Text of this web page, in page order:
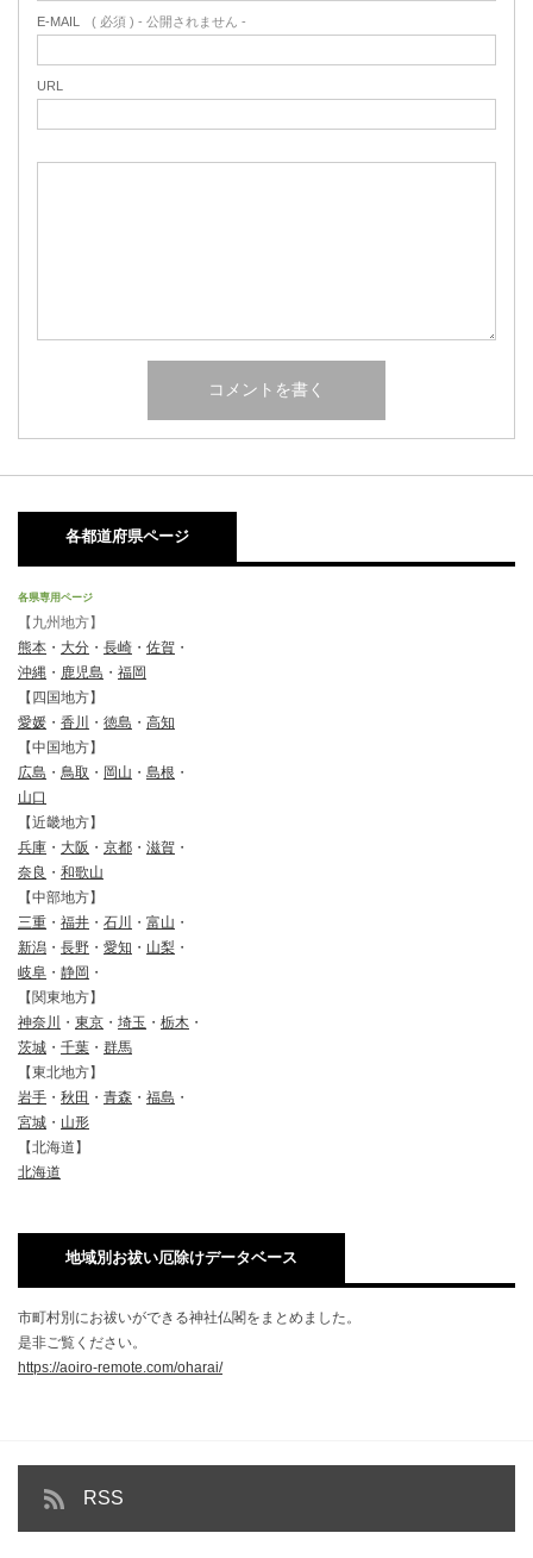
E-MAIL ( 必須 ) - 公開されません -
URL
各都道府県ページ
各県専用ページ
【九州地方】
熊本 ・ 大分 ・ 長崎 ・ 佐賀 ・
沖縄 ・ 鹿児島 ・ 福岡
【四国地方】
愛媛 ・ 香川 ・ 徳島 ・ 高知
【中国地方】
広島 ・ 鳥取 ・ 岡山 ・ 島根 ・
山口
【近畿地方】
兵庫 ・ 大阪 ・ 京都 ・ 滋賀 ・
奈良 ・ 和歌山
【中部地方】
三重 ・ 福井 ・ 石川 ・ 富山 ・
新潟 ・ 長野 ・ 愛知 ・ 山梨 ・
岐阜 ・ 静岡 ・
【関東地方】
神奈川
・ 東京 ・ 埼玉 ・ 栃木 ・
茨城 ・ 千葉 ・ 群馬
【東北地方】
岩手 ・ 秋田 ・ 青森 ・ 福島 ・
宮城 ・ 山形
【北海道】
北海道
地域別お祓い厄除けデータベース
市町村別にお祓いができる神社仏閣をまとめました。
是非ご覧ください。
https://aoiro-remote.com/oharai/
RSS